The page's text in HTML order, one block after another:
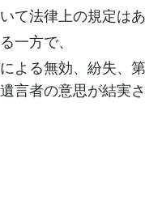
て法律上の規定はあ
一方で、
よる無効、紛失、
言者の意思が結実